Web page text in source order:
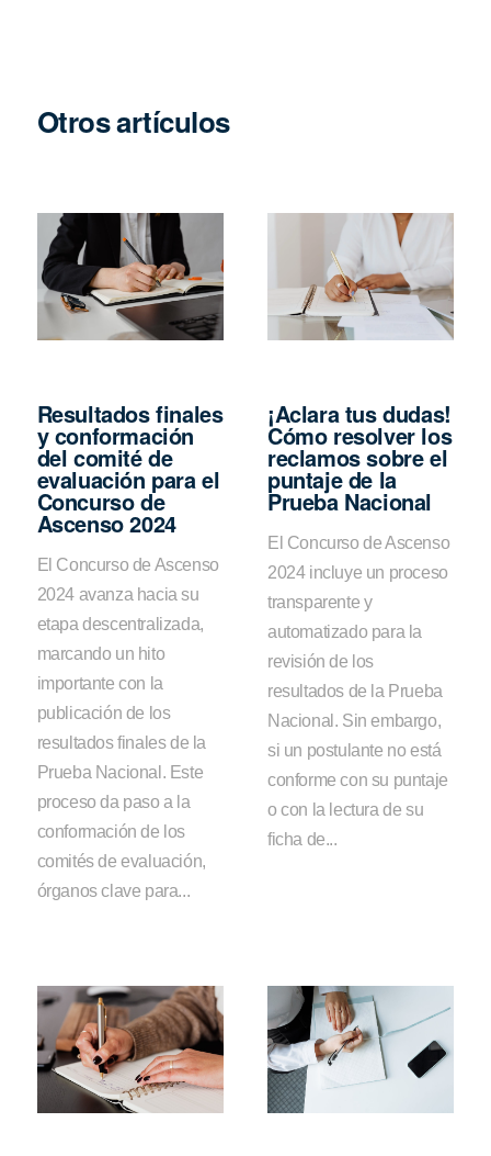
Otros artículos
Resultados finales
y conformación
del comité de
evaluación para el
Concurso de
Ascenso 2024
El Concurso de Ascenso
2024 avanza hacia su
etapa descentralizada,
marcando un hito
importante con la
publicación de los
resultados finales de la
Prueba Nacional. Este
proceso da paso a la
conformación de los
comités de evaluación,
órganos clave para...
¡Aclara tus dudas!
Cómo resolver los
reclamos sobre el
puntaje de la
Prueba Nacional
El Concurso de Ascenso
2024 incluye un proceso
transparente y
automatizado para la
revisión de los
resultados de la Prueba
Nacional. Sin embargo,
si un postulante no está
conforme con su puntaje
o con la lectura de su
ficha de...